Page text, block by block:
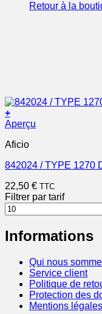
Retour à la
+
Aperçu
Aficio
842024 / TYPE 1270
22,50 € TTC
Filtrer par tarif
Prix
min
Informations
Qui nous
Service client
Politique de
Protection des
Mentions légales